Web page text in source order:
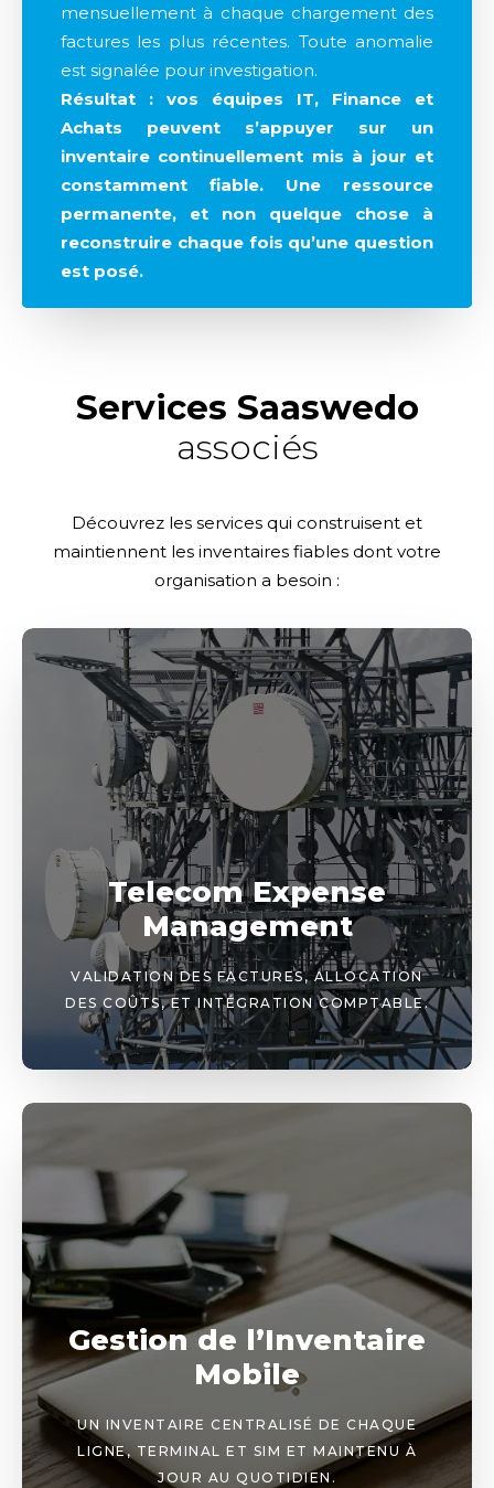
mensuellement à chaque chargement des
factures les plus récentes. Toute anomalie
est signalée pour investigation.
Résultat : vos équipes IT, Finance et
Achats peuvent s’appuyer sur un
inventaire continuellement mis à jour et
constamment fiable. Une ressource
permanente, et non quelque chose à
reconstruire chaque fois qu’une question
est posé.
Services Saaswedo
associés
Découvrez les services qui construisent et
maintiennent les inventaires fiables dont votre
organisation a besoin :
Telecom Expense
Management
VALIDATION DES FACTURES, ALLOCATION
DES COÛTS, ET INTÉGRATION COMPTABLE.
Gestion de l’Inventaire
Mobile
UN INVENTAIRE CENTRALISÉ DE CHAQUE
LIGNE, TERMINAL ET SIM ET MAINTENU À
JOUR AU QUOTIDIEN.